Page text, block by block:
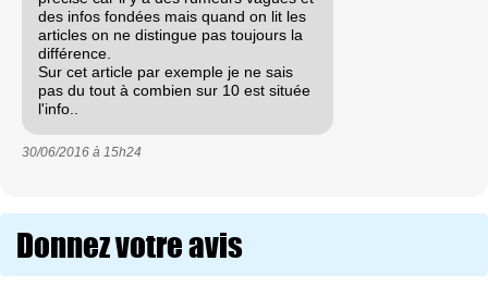
des infos fondées mais quand on lit les
articles on ne distingue pas toujours la
différence.
Sur cet article par exemple je ne sais
pas du tout à combien sur 10 est située
l'info..
30/06/2016 à 15h24
Donnez votre avis